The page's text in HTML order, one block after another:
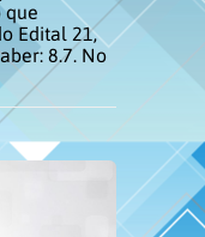
que
Edital 21,
8.7. No